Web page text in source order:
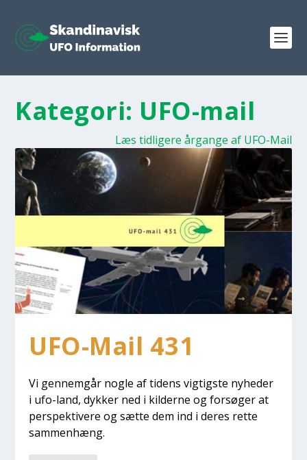
Kategori: UFO-mail
Læs tidligere årgange af UFO-Mail
UFO-Mail 431
Vi gen­nem­går nog­le af tidens vig­tig­ste nyhe­der
i ufo-land, dyk­ker ned i kil­der­ne og for­sø­ger at
per­spek­ti­ve­re og sæt­te dem ind i deres ret­te
sam­men­hæng.